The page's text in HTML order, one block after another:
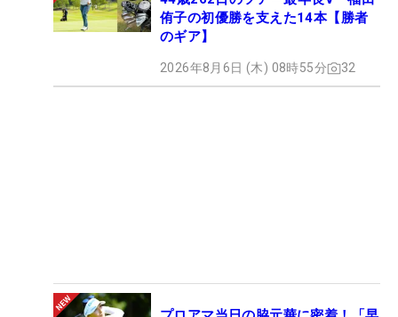
侑子の初優勝を支えた14本【勝者
のギア】
2026年8月6日 (木) 08時55分 32